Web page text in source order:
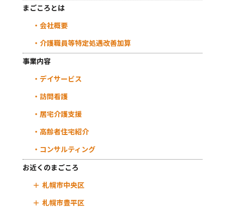
まごころとは
会社概要
介護職員等特定処遇改善加算
事業内容
デイサービス
訪問看護
居宅介護支援
高齢者住宅紹介
コンサルティング
お近くのまごころ
札幌市中央区
札幌市豊平区